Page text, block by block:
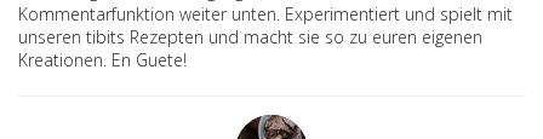
Kommentarfunktion weiter unten. Experimentiert und spielt mit
unseren tibits Rezepten und macht sie so zu euren eigenen
Kreationen. En Guete!